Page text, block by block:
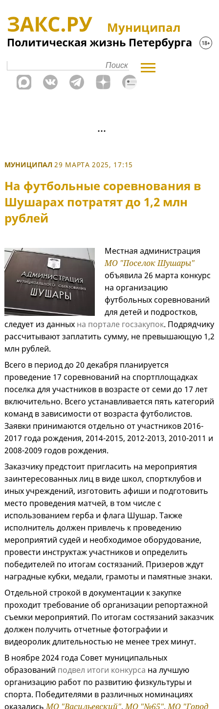
Муниципал
МУНИЦИПАЛ 29 МАРТА 2025, 17:15
На футбольные соревнования в
Шушарах потратят до 1,2 млн
рублей
Местная администрация
МО "Поселок Шушары"
объявила 26 марта конкурс
на организацию
футбольных соревнований
для детей и подростков,
следует из данных на портале госзакупок. Подрядчику
рассчитывают заплатить сумму, не превышающую 1,2
млн рублей.
Всего в период до 20 декабря планируется
проведение 17 соревнований на спортплощадках
поселка для участников в возрасте от семи до 17 лет
включительно. Всего устанавливается пять категорий
команд в зависимости от возраста футболистов.
Заявки принимаются отдельно от участников 2016-
2017 года рождения, 2014-2015, 2012-2013, 2010-2011 и
2008-2009 годов рождения.
Заказчику предстоит пригласить на мероприятия
заинтересованных лиц в виде школ, спортклубов и
иных учреждений, изготовить афиши и подготовить
место проведения матчей, в том числе с
использованием герба и флага Шушар. Также
исполнитель должен привлечь к проведению
мероприятий судей и необходимое оборудование,
провести инструктаж участников и определить
победителей по итогам состязаний. Призеров ждут
наградные кубки, медали, грамоты и памятные знаки.
Отдельной строкой в документации к закупке
проходит требование об организации репортажной
съемки мероприятий. По итогам состязаний заказчик
должен получить отчетные фотографии и
видеоролик длительностью не менее трех минут.
В ноябре 2024 года Совет муниципальных
образований подвел итоги конкурса на лучшую
организацию работ по развитию физкультуры и
спорта. Победителями в различных номинациях
оказалисьМО "Васильевский",МО "№65",МО "Город